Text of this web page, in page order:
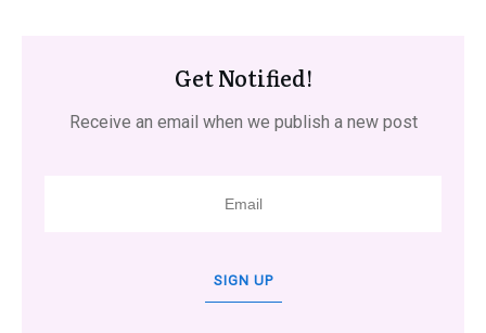
Get Notified!
Receive an email when we publish a new post
SIGN UP